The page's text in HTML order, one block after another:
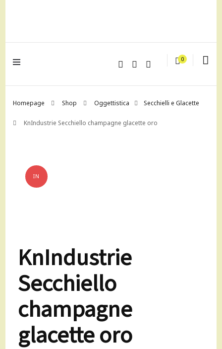
0
Homepage Shop Oggettistica Secchielli e Glacette
KnIndustrie Secchiello champagne glacette oro
IN
KnIndustrie
Secchiello
champagne
glacette oro